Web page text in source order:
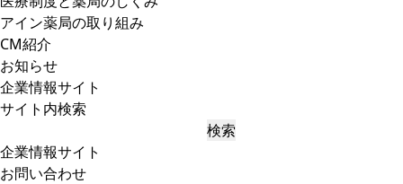
アイン薬局の取り組み
CM紹介
お知らせ
企業情報サイト
サイト内検索
検索
企業情報サイト
お問い合わせ